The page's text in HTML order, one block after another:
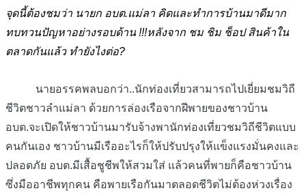
จุดนี้ต้องชมว่า นายก อบต.แม่ลา คิดและทำการบ้านมาดีมาก
ทบทวนปัญหาอย่างรอบด้าน !!!หลังจาก ชม ชิม ช็อป สินค้าใน
ตลาดกันแล้ว ทำยังไงต่อ?
นายอรรคพลบอกว่า..นักท่องเที่ยวสามารถไปเยี่ยมชมวิถี
ชีวิตชาวลำแม่ลา ด้วยการล่องเรือจากฝีพายของชาวบ้าน
อบต.จะเปิดให้ชาวบ้านมารับจ้างพานักท่องเที่ยวชมวิถีชีวิตแบบ
คนกันเอง ชาวบ้านมีเรืออะไรก็ให้ปรับปรุงให้แข็งแรงมั่นคงและ
ปลอดภัย อบต.มีเสื้อชูชีพให้สวมใส่ แล้วคนที่พายก็คือชาวบ้าน
ซึ่งมืออาชีพทุกคน คือพายเรือกันมาตลอดชีวิตไม่ต้องห่วงเรื่อง